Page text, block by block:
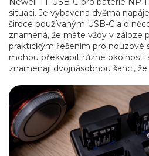
situaci. Je vybavena dvěma
široce používaným USB-C a o
znamená, že máte vždy v záloze
praktickým řešením pro nouzové
mohou překvapit různé okolnosti
znamenají dvojnásobnou šanci,